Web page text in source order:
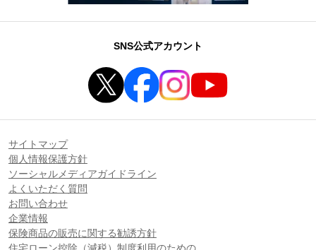
SNS公式アカウント
サイトマップ
個人情報保護方針
ソーシャルメディアガイドライン
よくいただく質問
お問い合わせ
企業情報
保険商品の販売に関する勧誘方針